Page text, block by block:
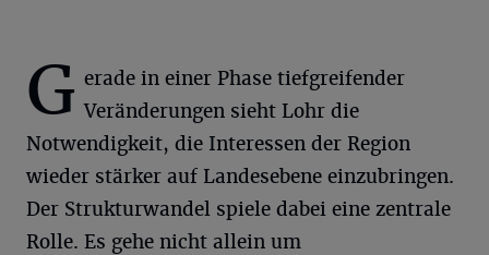
G erade in einer Phase tiefgreifender
Veränderungen sieht Lohr die
Notwendigkeit, die Interessen der Region
wieder stärker auf Landesebene einzubringen.
Der Strukturwandel spiele dabei eine zentrale
Rolle. Es gehe nicht allein um